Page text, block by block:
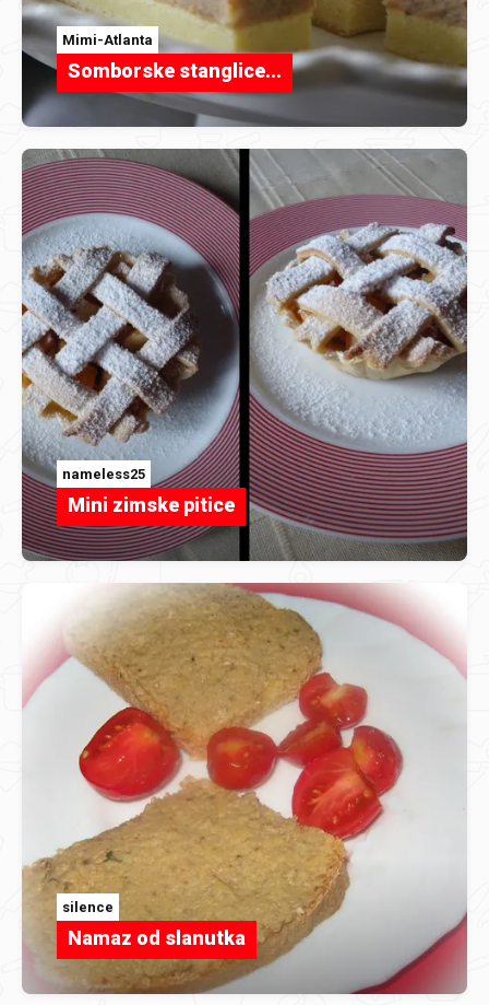
Mimi-Atlanta
Somborske stanglice...
nameless25
Mini zimske pitice
silence
Namaz od slanutka